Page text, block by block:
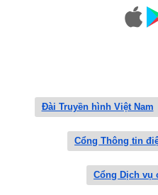
Đài Truyền hình Việt Nam
Cổng Thông tin
Cổng Dịch vụ